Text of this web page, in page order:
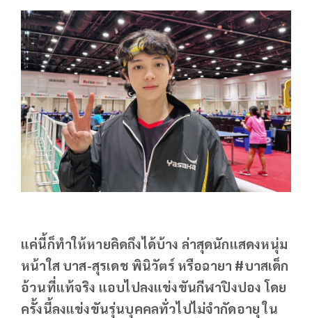
แค่นี้ก็ทำให้หายคิดถึงได้บ้าง ล่าสุดนักแสดงหนุ่ม
หน้าใส บาส-สุรเดช พินิวัตร์ หรือฉายา #บาสเด็ก
อ้วนที่แท้จริง แอบไปลงแข่งขันกีฬาปิงปอง โดย
ครั้งนี้ลงแข่งขันรุ่นบุคคลทั่วไปไม่จำกัดอายุ ใน